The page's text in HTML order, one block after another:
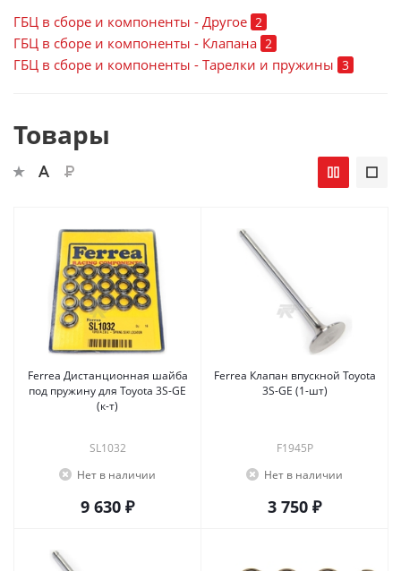
ГБЦ в сборе и компоненты - Другое 2
ГБЦ в сборе и компоненты - Клапана 2
ГБЦ в сборе и компоненты - Тарелки и пружины 3
Товары
Ferrea Дистанционная шайба
под пружину для Toyota 3S-GE
(к-т)
SL1032
Нет в наличии
9 630 ₽
Ferrea Клапан впускной Toyota
3S-GE (1-шт)
F1945P
Нет в наличии
3 750 ₽